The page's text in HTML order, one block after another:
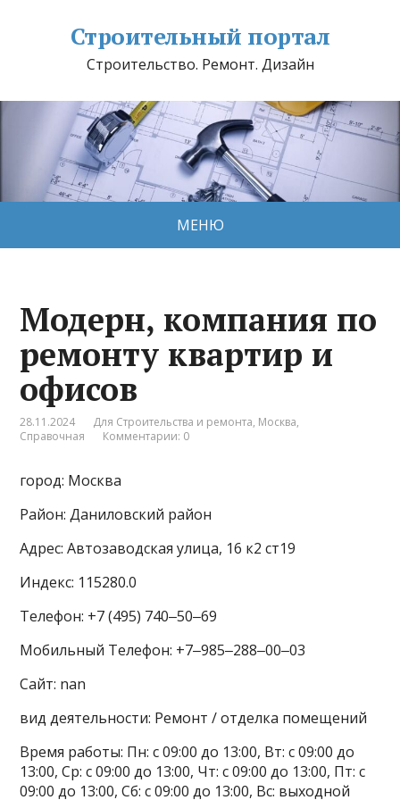
Строительный портал
Строительство. Ремонт. Дизайн
МЕНЮ
Модерн, компания по
ремонту квартир и
офисов
28.11.2024 Для Строительства и ремонта, Москва,
Справочная
Комментарии: 0
город: Москва
Район: Даниловский район
Адрес: Автозаводская улица, 16 к2 ст19
Индекс: 115280.0
Телефон: +7 (495) 740‒50‒69
Мобильный Телефон: +7‒985‒288‒00‒03
Сайт: nan
вид деятельности: Ремонт / отделка помещений
Время работы: Пн: с 09:00 до 13:00, Вт: с 09:00 до
13:00, Ср: с 09:00 до 13:00, Чт: с 09:00 до 13:00, Пт: с
09:00 до 13:00, Сб: с 09:00 до 13:00, Вс: выходной